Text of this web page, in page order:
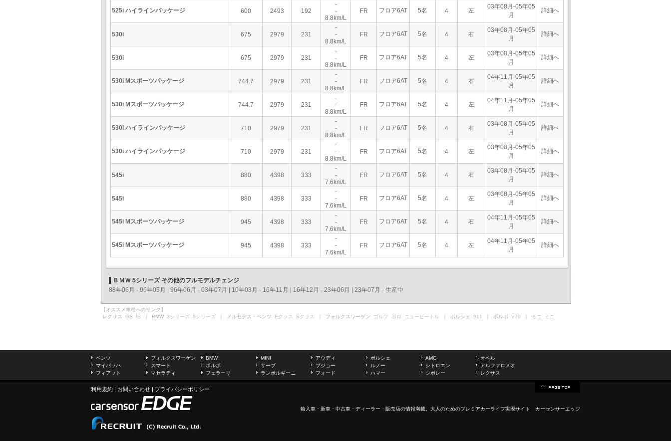
525i ハイラインパッケージ 600 2493 192
-
-
8.8km/L
FR フロア6AT 5名 4 左
03年08月-05年05
月
詳細へ
530i 675 2979 231
-
-
8.8km/L
FR フロア6AT 5名 4 右
03年08月-05年05
月
詳細へ
530i 675 2979 231
-
-
8.8km/L
FR フロア6AT 5名 4 左
03年08月-05年05
月
詳細へ
530i Mスポーツパッケージ 744.7 2979 231
-
-
8.8km/L
FR フロア6AT 5名 4 右
04年11月-05年05
月
詳細へ
530i Mスポーツパッケージ 744.7 2979 231
-
-
8.8km/L
FR フロア6AT 5名 4 左
04年11月-05年05
月
詳細へ
530i ハイラインパッケージ 710 2979 231
-
-
8.8km/L
FR フロア6AT 5名 4 右
03年08月-05年05
月
詳細へ
530i ハイラインパッケージ 710 2979 231
-
-
8.8km/L
FR フロア6AT 5名 4 左
03年08月-05年05
月
詳細へ
545i 880 4398 333
-
-
7.6km/L
FR フロア6AT 5名 4 右
03年08月-05年05
月
詳細へ
545i 880 4398 333
-
-
7.6km/L
FR フロア6AT 5名 4 左
03年08月-05年05
月
詳細へ
545i Mスポーツパッケージ 945 4398 333
-
-
7.6km/L
FR フロア6AT 5名 4 右
04年11月-05年05
月
詳細へ
545i Mスポーツパッケージ 945 4398 333
-
-
7.6km/L
FR フロア6AT 5名 4 左
04年11月-05年05
月
詳細へ
ＢＭＷ 5シリーズ その他のフルモデルチェンジ
88年06月 - 96年05月
96年06月 - 03年07月 10年03月 - 16年11月 16年12月 - 23年06月 23年07月 - 生産中
【オススメ車種へのリンク】
レクサス GS IS ｜ BMW 3シリーズ 5シリーズ ｜ メルセデス・ベンツ Eクラス Sクラス ｜ フォルクスワーゲン ゴルフ ポロ ニュービートル ｜ ポルシェ 911 ｜ ボルボ V70 ｜ ミニ ミニ
ベンツ フォルクスワーゲン BMW MINI アウディ ポルシェ AMG
オペル
マイバッハ
スマート ボルボ サーブ プジョー ルノー シトロエン
アルファロメオ
フィアット
マセラティ フェラーリ ランボルギーニ フォード ハマー シボレー レクサス
利用規約 | お問い合わせ | プライバシーポリシー
輸入車 ・新車・ 中古車 ・ディーラー・販売店の情報満載。大人のためのプレミアカーライフ実現サイト カーセンサーエッジ